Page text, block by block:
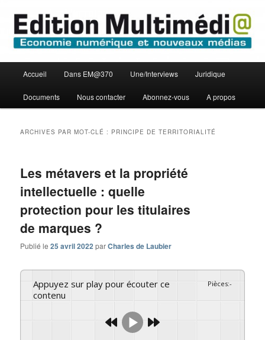
contenu
principal
contenu
secondaire
Edition Multimédi@
principal
Accueil Dans EM@370 Une/Interviews Juridique
Documents Nous contacter Abonnez-vous A propos
ARCHIVES PAR MOT-CLÉ : PRINCIPE DE TERRITORIALITÉ
Les métavers et la propriété
intellectuelle : quelle
protection pour les titulaires
de marques ?
Publié le25 avril 2022parCharles de Laubier
Appuyez sur play pour écouter ce
contenu
Pièces:-